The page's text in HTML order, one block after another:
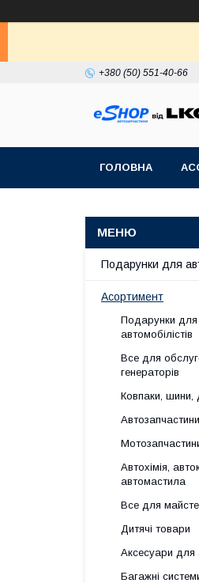
+380 (50) 551-40-66
ГОЛОВНА
Подарунки для
Асортимент
Подарунки для
автомобілістів
Все для
генераторів
Ковпаки, шини,
Автозапчастини
Автохімія,
автомастила
Все для
Дитячі товари
Аксесуари для
Багажні